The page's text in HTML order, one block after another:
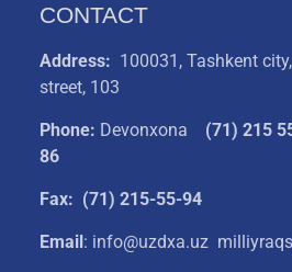
CONTACT
Address: 100031, Tashkent
street, 103
Phone: Devonxona (71) 215
86
Fax: (71) 215-55-94
Email: info@uzdxa.uz